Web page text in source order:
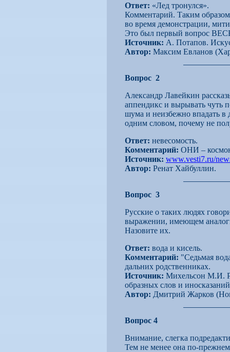
Ответ: «Лед тронулся».
Комментарий. Таким образом
во время демонстрации,
Это был первый вопрос
Источник: А. Потапов.
Автор: Максим Евланов
Вопрос 2
Александр Лавейкин
аппендикс и вырывать чуть
шума и неизбежно впадать
одним словом, почему не
Ответ: невесомость.
Комментарий: ОНИ –
Источник: www.vesti7.ru/
Автор: Ренат Хайбуллин.
Вопрос 3
Русские о таких людях
выражении, имеющем
Назовите их.
Ответ: вода и кисель.
Комментарий: "Седьмая
дальних родственниках.
Источник: Михельсон М.И.
образных слов и
Автор: Дмитрий Жарков
Вопрос 4
Внимание, слегка
Тем не менее она по-